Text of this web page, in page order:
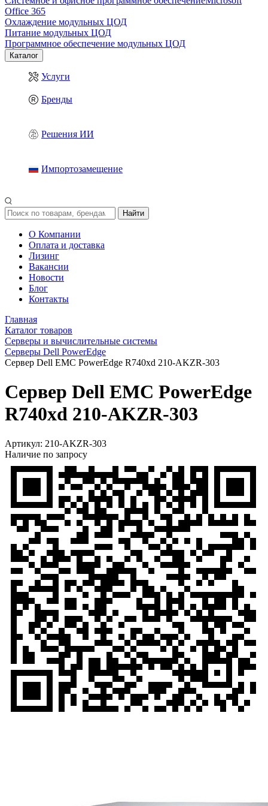
Office 365
Охлаждение модульных ЦОД
Питание модульных ЦОД
Программное обеспечение модульных ЦОД
Каталог
Услуги
Бренды
Решения ИИ
Импортозамещение
Найти
О Компании
Оплата и доставка
Лизинг
Вакансии
Новости
Блог
Контакты
Главная
Каталог товаров
Серверы и вычислительные системы
Серверы Dell PowerEdge
Сервер Dell EMC PowerEdge R740xd 210-AKZR-303
Сервер Dell EMC PowerEdge
R740xd 210-AKZR-303
Артикул: 210-AKZR-303
Наличие по запросу